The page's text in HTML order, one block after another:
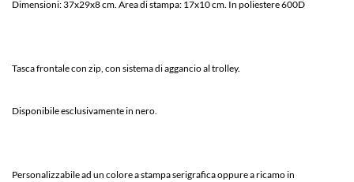
Dimensioni: 37x29x8 cm. Area di stampa: 17x10 cm. In poliestere 600D
Tasca frontale con zip, con sistema di aggancio al trolley.
Disponibile esclusivamente in nero.
Personalizzabile ad un colore a stampa serigrafica oppure a ricamo in